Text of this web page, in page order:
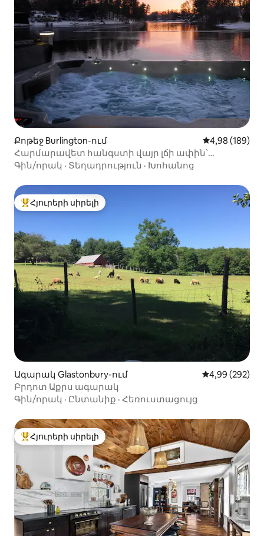
Քոթեջ Burlington-ում Միջին
4,98 (189)
Հարմարավետ հանգստի վայր լճի ափին՝
լողավազան, խարույկատեղ, լեռնադահուկային
Գին/որակ · Տեղադրություն · Խոհանոց
Հյուրերի սիրելի լավագույն տները
Հյուրերի սիրելի
Ագարակ Glastonbury-ում Միջին
4,99 (292)
Բրդոտ Աքրս ագարակ
Գին/որակ · Ընտանիք · Հեռուստացույց
Հյուրերի սիրելի լավագույն տները
Հյուրերի սիրելի